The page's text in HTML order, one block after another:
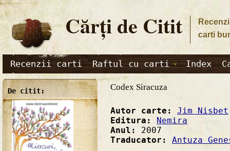
Cărţi de Citit
carti
Recenzii carti Raftul cu carti Index
De citit: Codex Siracuza
Autor carte: Jim Nisbet
Editura: Nemira
Anul: 2007
Traducator: Antuza